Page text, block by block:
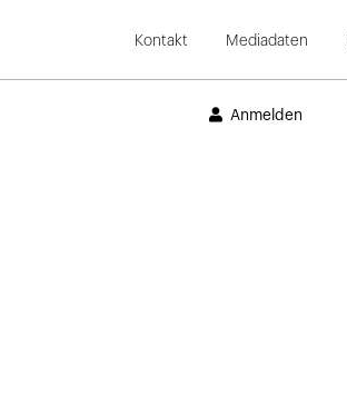
Kontakt Mediadaten
Anmelden